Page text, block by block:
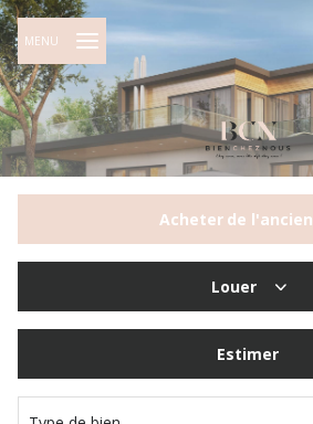
MENU
Acheter de l'ancien
Louer
Estimer